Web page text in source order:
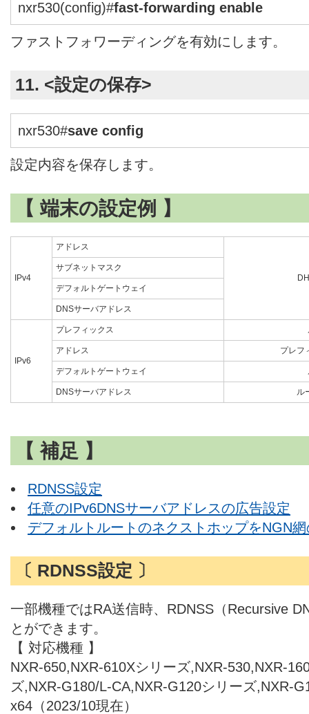
nxr530(config)#fast-forwarding enable
ファストフォワーディングを有効にします。
11. <設定の保存>
nxr530#save config
設定内容を保存します。
【 端末の設定例 】
IPv4
アドレス
サブネットマスク
デフォルトゲートウェイ
DNSサーバアドレス
IPv6
プレフィックス
アドレス プレフ
デフォルトゲートウェイ
DNSサーバアドレス ル
【 補足 】
RDNSS設定
任意のIPv6DNSサーバアドレスの広告設定
デフォルトルートのネクストホップをNGN
〔 RDNSS設定 〕
一部機種ではRA送信時、RDNSS（Recursive
とができます。
【 対応機種 】
NXR-650,NXR-610Xシリーズ,NXR-530,NXR-
ズ,NXR-G180/L-CA,NXR-G120シリーズ,NXR-
x64（2023/10現在）